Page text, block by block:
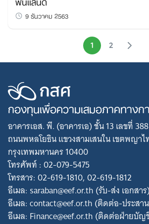
9 ธันวาคม 2563
1 2
กองทุนเพื่อความเสมอภาคทาง
อาคารเอส. พี. (อาคารเอ) ชั้น 13 เลขที่ 388
ถนนพหลโยธิน แขวงสามเสนใน เขตพญาไ
กรุงเทพมหานคร 10400
โทรศัพท์ : 02-079-5475
โทรสาร: 02-619-1810, 02-619-1812
อีเมล: saraban@eef.or.th (รับ-ส่ง เอกสาร)
อีเมล: contact@eef.or.th (ติดต่อ-ประสา
อีเมล: Finance@eef.or.th (ติดต่อฝ่ายบัญ